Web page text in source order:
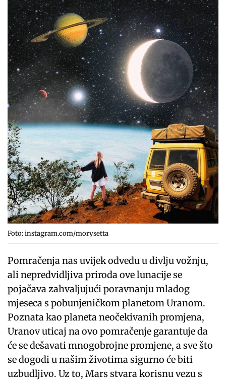
Foto: instagram.com/morysetta
Pomračenja nas uvijek odvedu u divlju vožnju,
ali nepredvidljiva priroda ove lunacije se
pojačava zahvaljujući poravnanju mladog
mjeseca s pobunjeničkom planetom Uranom.
Poznata kao planeta neočekivanih promjena,
Uranov uticaj na ovo pomračenje garantuje da
će se dešavati mnogobrojne promjene, a sve što
se dogodi u našim životima sigurno će biti
uzbudljivo. Uz to, Mars stvara korisnu vezu s